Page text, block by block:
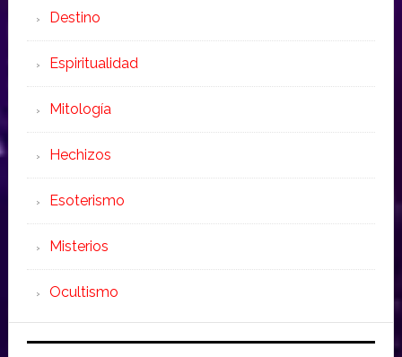
Destino
Espiritualidad
Mitología
Hechizos
Esoterismo
Misterios
Ocultismo